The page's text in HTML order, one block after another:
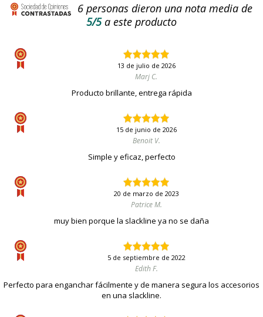
6 personas dieron una nota media de
5/5a este producto
13 de julio de 2026
Marj C.
Producto brillante, entrega rápida
15 de junio de 2026
Benoit V.
Simple y eficaz, perfecto
20 de marzo de 2023
Patrice M.
muy bien porque la slackline ya no se daña
5 de septiembre de 2022
Edith F.
Perfecto para enganchar fácilmente y de manera segura los accesorios
en una slackline.